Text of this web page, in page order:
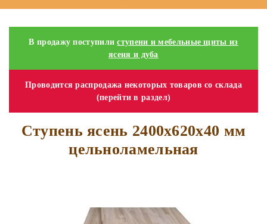
В продажу поступилиступени и мебельные щиты из
ясеня и дуба
Проводится распродажа некоторых товаров со склада
(перейти в раздел)
Ступень ясень 2400х620х40 мм
цельноламельная